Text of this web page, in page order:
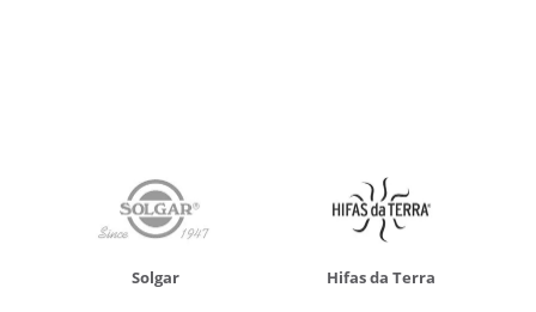
Solgar Hifas da Terra